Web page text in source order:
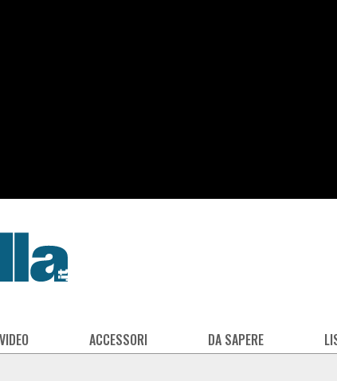
VIDEO ACCESSORI DA SAPERE